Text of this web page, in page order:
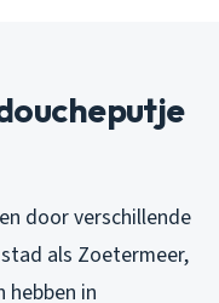
door verschillende
als Zoetermeer,
hebben in